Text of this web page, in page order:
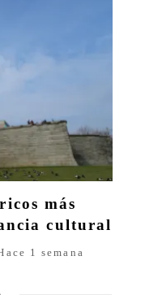
más
cultural
1 semana